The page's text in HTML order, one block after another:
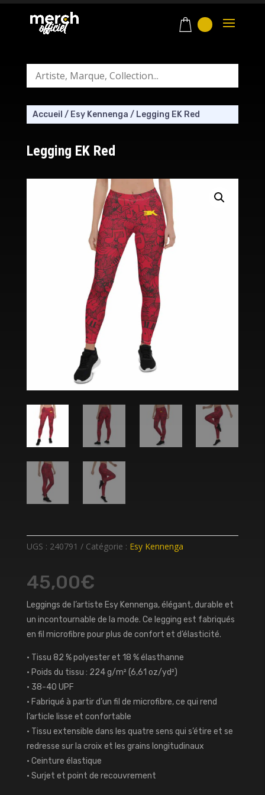
Accueil / Esy Kennenga / Legging EK Red
Legging EK Red
UGS : 240791 Catégorie : Esy Kennenga
45,00€
Leggings de l’artiste Esy Kennenga, élégant, durable et
un incontournable de la mode. Ce legging est fabriqués
en fil microfibre pour plus de confort et d’élasticité.
• Tissu 82 % polyester et 18 % élasthanne
• Poids du tissu : 224 g/m² (6,61 oz/yd²)
• 38-40 UPF
• Fabriqué à partir d’un fil de microfibre, ce qui rend
l’article lisse et confortable
• Tissu extensible dans les quatre sens qui s’étire et se
redresse sur la croix et les grains longitudinaux
• Ceinture élastique
• Surjet et point de recouvrement